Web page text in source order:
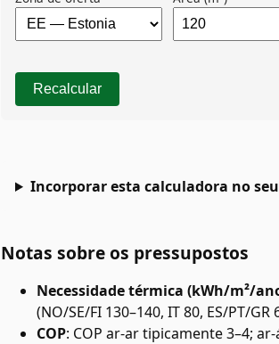
Recalcular
Incorporar esta calculadora no
Notas sobre os pressupostos
Necessidade térmica (kWh/m²/
(NO/SE/FI 130–140, IT 80, ES/PT/GR
COP: COP ar-ar tipicamente 3–4;